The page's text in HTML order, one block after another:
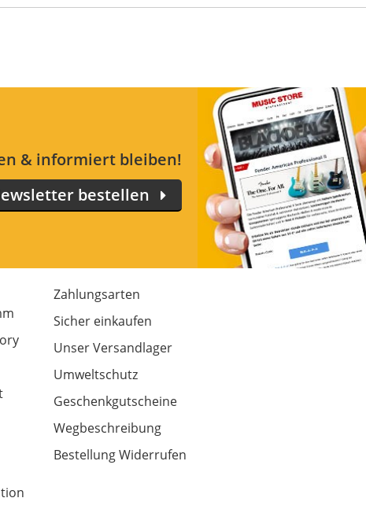
& informiert bleiben!
bestellen
Zahlungsarten
Sicher einkaufen
Unser Versandlager
Umweltschutz
Geschenkgutscheine
Wegbeschreibung
Bestellung Widerrufen